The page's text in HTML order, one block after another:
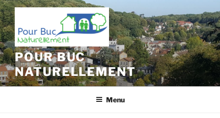
Aller
au
contenu
principal
POUR BUC
NATURELLEMENT
Menu